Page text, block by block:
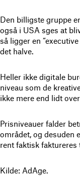
Den billigste gruppe
også i USA sges at
så ligger en
det halve.
Heller ikke digitale
niveau som de
ikke mere end lidt
Prisniveauer falder
området, og desuden
rent faktisk faktureres
Kilde: AdAge.